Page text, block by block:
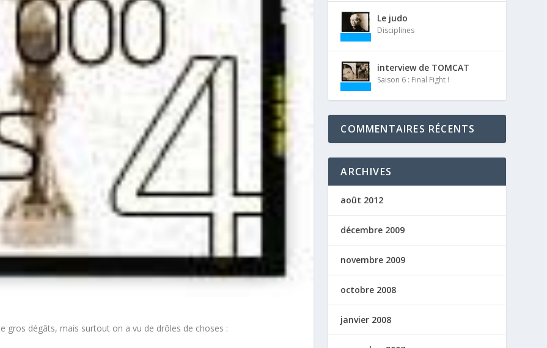
gros dégâts, mais surtout on a vu de drôles de choses :
Le judo
Disciplines
interview de TOMCAT
Saison 6 : Final Fight !
COMMENTAIRES RÉCENTS
ARCHIVES
août 2012
décembre 2009
novembre 2009
octobre 2008
janvier 2008